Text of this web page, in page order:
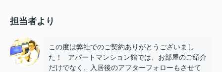
担当者より
この度は弊社でのご契約ありがとうございまし
た！ アパートマンション館では、お部屋のご紹介
だけでなく、入居後のアフターフォローもさせて